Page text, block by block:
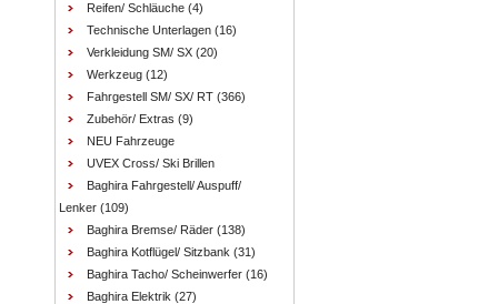
Reifen/ Schläuche (4)
Technische Unterlagen (16)
Verkleidung SM/ SX (20)
Werkzeug (12)
Fahrgestell SM/ SX/ RT (366)
Zubehör/ Extras (9)
NEU Fahrzeuge
UVEX Cross/ Ski Brillen
Baghira Fahrgestell/ Auspuff/
Lenker (109)
Baghira Bremse/ Räder (138)
Baghira Kotflügel/ Sitzbank (31)
Baghira Tacho/ Scheinwerfer (16)
Baghira Elektrik (27)